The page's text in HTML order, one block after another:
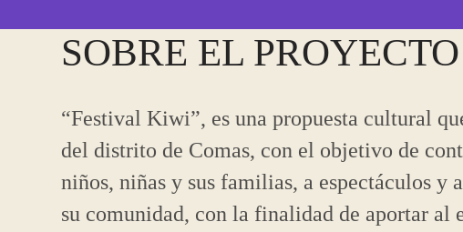
SOBRE EL PROYECTO
“Festival Kiwi”, es una propuesta cultural
del distrito de Comas, con el objetivo de
niños, niñas y sus familias, a espectáculos y
su comunidad, con la finalidad de aportar al